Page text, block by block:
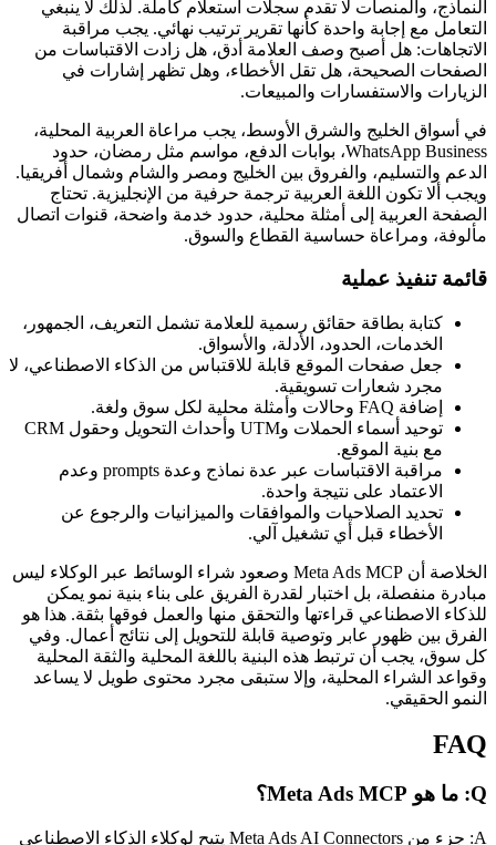
النماذج، والمنصات لا تقدم سجلات استعلام كاملة. لذلك لا ينبغي
التعامل مع إجابة واحدة كأنها تقرير ترتيب نهائي. يجب مراقبة
الاتجاهات: هل أصبح وصف العلامة أدق، هل زادت الاقتباسات من
الصفحات الصحيحة، هل تقل الأخطاء، وهل تظهر إشارات في
الزيارات والاستفسارات والمبيعات.
في أسواق الخليج والشرق الأوسط، يجب مراعاة العربية المحلية،
WhatsApp Business، بوابات الدفع، مواسم مثل رمضان، حدود
الدعم والتسليم، والفروق بين الخليج ومصر والشام وشمال أفريقيا.
ويجب ألا تكون اللغة العربية ترجمة حرفية من الإنجليزية. تحتاج
الصفحة العربية إلى أمثلة محلية، حدود خدمة واضحة، قنوات اتصال
مألوفة، ومراعاة حساسية القطاع والسوق.
قائمة تنفيذ عملية
كتابة بطاقة حقائق رسمية للعلامة تشمل التعريف، الجمهور،
الخدمات، الحدود، الأدلة، والأسواق.
جعل صفحات الموقع قابلة للاقتباس من الذكاء الاصطناعي، لا
مجرد شعارات تسويقية.
إضافة FAQ وحالات وأمثلة محلية لكل سوق ولغة.
توحيد أسماء الحملات وUTM وأحداث التحويل وحقول CRM
مع بنية الموقع.
مراقبة الاقتباسات عبر عدة نماذج وعدة prompts وعدم
الاعتماد على نتيجة واحدة.
تحديد الصلاحيات والموافقات والميزانيات والرجوع عن
الأخطاء قبل أي تشغيل آلي.
الخلاصة أن Meta Ads MCP وصعود شراء الوسائط عبر الوكلاء ليس
مبادرة منفصلة، بل اختبار لقدرة الفريق على بناء بنية نمو يمكن
للذكاء الاصطناعي قراءتها والتحقق منها والعمل فوقها بثقة. هذا هو
الفرق بين ظهور عابر وتوصية قابلة للتحويل إلى نتائج أعمال. وفي
كل سوق، يجب أن ترتبط هذه البنية باللغة المحلية والثقة المحلية
وقواعد الشراء المحلية، وإلا ستبقى مجرد محتوى طويل لا يساعد
النمو الحقيقي.
FAQ
Q: ما هو Meta Ads MCP؟
A: جزء من Meta Ads AI Connectors يتيح لوكلاء الذكاء الاصطناعي